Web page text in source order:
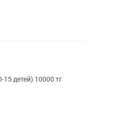
детей) 10000 тг